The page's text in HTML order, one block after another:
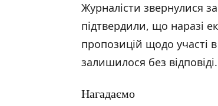
Журналісти звернулися
підтвердили, що наразі
пропозицій щодо участі
залишилося без відповіді.
Нагадаємо